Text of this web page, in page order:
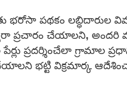
భరోసా పథకం లబ్ధిదారుల
ప్రచారం చేయాలని, అందరి
ప్రదర్శించేలా గ్రామాల
భట్టి విక్రమార్క